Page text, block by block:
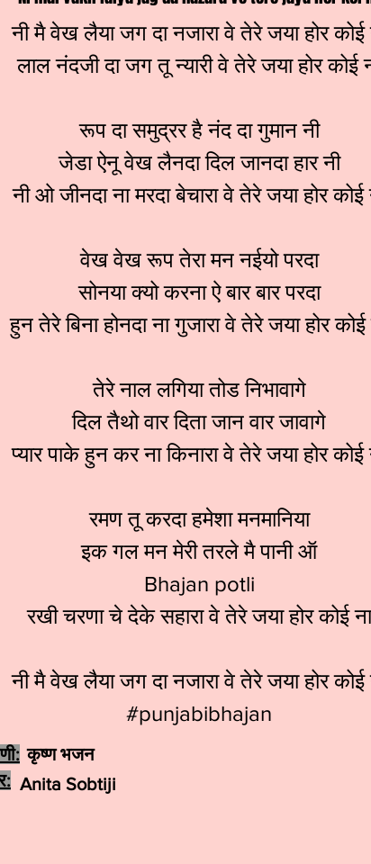
नी मै वेख लैया जग दा नजारा वे तेरे जया होर कोई
लाल नंदजी दा जग तू न्यारी वे तेरे जया होर कोई
रूप दा समुद्रर है नंद दा गुमान नी
जेडा ऐनू वेख लैनदा दिल जानदा हार नी
नी ओ जीनदा ना मरदा बेचारा वे तेरे जया होर कोई
वेख वेख रूप तेरा मन नईयो परदा
सोनया क्यो करना ऐ बार बार परदा
हुन तेरे बिना होनदा ना गुजारा वे तेरे जया होर कोई
तेरे नाल लगिया तोड निभावागे
दिल तैथो वार दिता जान वार जावागे
प्यार पाके हुन कर ना किनारा वे तेरे जया होर कोई
रमण तू करदा हमेशा मनमानिया
इक गल मन मेरी तरले मै पानी ऑ
Bhajan potli
रखी चरणा चे देके सहारा वे तेरे जया होर कोई ना
नी मै वेख लैया जग दा नजारा वे तेरे जया होर कोई
#punjabibhajan
कृष्ण भजन
Anita Sobtiji